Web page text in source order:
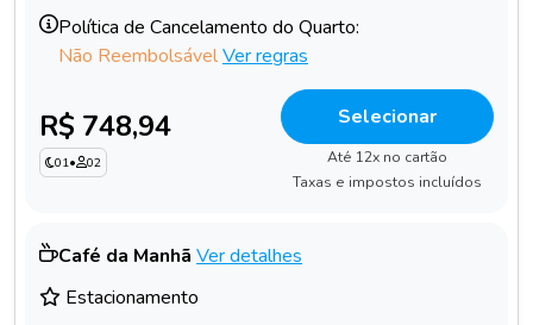
Política de Cancelamento do Quarto:
Não ReembolsávelVer regras
R$ 748,94
01• 02
Selecionar
Até 12x no cartão
Taxas e impostos incluídos
Café da Manhã Ver detalhes
Estacionamento